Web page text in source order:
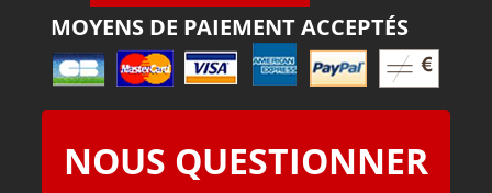
MOYENS DE PAIEMENT ACCEPTÉS
NOUS QUESTIONNER